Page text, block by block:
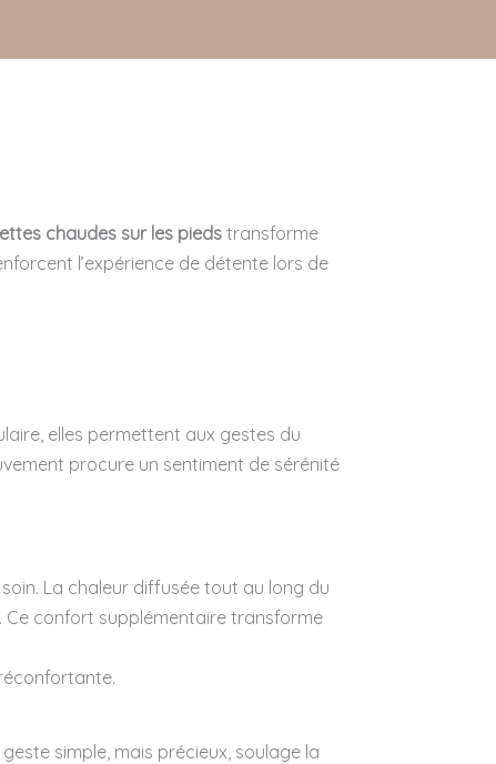
chaudes sur les pieds transforme
l’expérience de détente lors de
elles permettent aux gestes du
procure un sentiment de sérénité
La chaleur diffusée tout au long du
Ce confort supplémentaire transforme
simple, mais précieux, soulage la